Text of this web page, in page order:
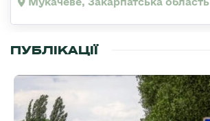
ПУБЛІКАЦІЇ